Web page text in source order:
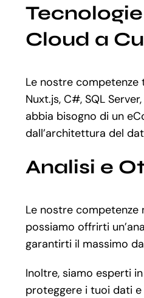
Cloud a
Le nostre competenze
Nuxt.js, C#, SQL
abbia bisogno di un
dall’architettura del
Analisi e
Le nostre competenze
possiamo offrirti
garantirti il massimo
Inoltre, siamo esperti
proteggere i tuoi dati